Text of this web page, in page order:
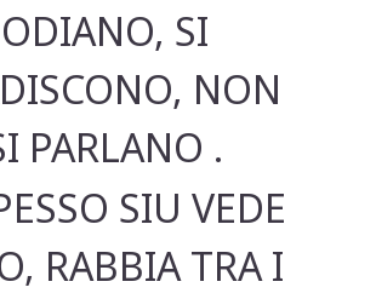
ODIANO, SI
NON
PARLANO .
SIU VEDE
RABBIA TRA I